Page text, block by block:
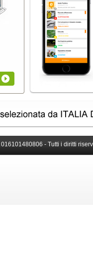
016101480806 - Tutti i diritti